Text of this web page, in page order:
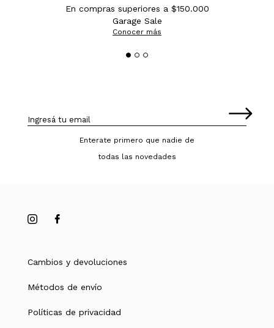
En compras superiores a $150.000
Garage Sale
Conocer más
Enterate primero que nadie de
todas las novedades
Cambios y devoluciones
Métodos de envío
Políticas de privacidad